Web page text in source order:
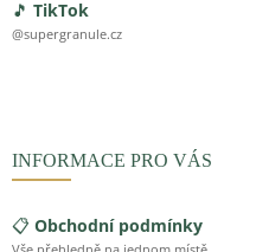
🎵 TikTok
@supergranule.cz
INFORMACE PRO VÁS
📋 Obchodní podmínky